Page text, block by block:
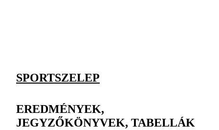
SPORTSZELEP
EREDMÉNYEK,
JEGYZŐKÖNYVEK, TABELLÁK